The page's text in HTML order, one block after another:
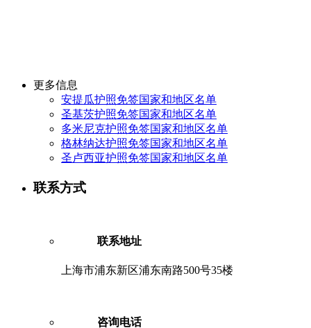
更多信息
安提瓜护照免签国家和地区名单
圣基茨护照免签国家和地区名单
多米尼克护照免签国家和地区名单
格林纳达护照免签国家和地区名单
圣卢西亚护照免签国家和地区名单
联系方式
联系地址
上海市浦东新区浦东南路500号35楼
咨询电话